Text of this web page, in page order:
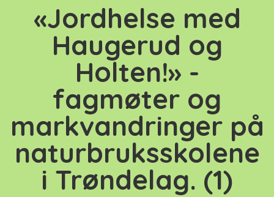
«Jordhelse med
Haugerud og
Holten!» -
fagmøter og
markvandringer på
naturbruksskolene
i Trøndelag. (1)